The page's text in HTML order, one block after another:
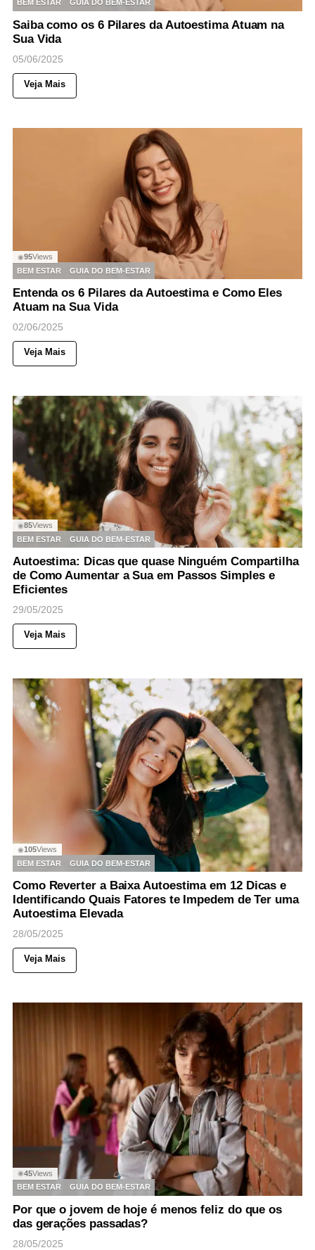
BEM ESTAR GUIA DO BEM-ESTAR
Saiba como os 6 Pilares da Autoestima Atuam na
Sua Vida
05/06/2025
Veja Mais
◉95Views
BEM ESTAR
GUIA DO BEM-ESTAR
Entenda os 6 Pilares da Autoestima e Como Eles
Atuam na Sua Vida
02/06/2025
Veja Mais
◉85Views
BEM ESTAR
GUIA DO BEM-ESTAR
Autoestima: Dicas que quase Ninguém Compartilha
de Como Aumentar a Sua em Passos Simples e
Eficientes
29/05/2025
Veja Mais
◉105Views
BEM ESTAR
GUIA DO BEM-ESTAR
Como Reverter a Baixa Autoestima em 12 Dicas e
Identificando Quais Fatores te Impedem de Ter uma
Autoestima Elevada
28/05/2025
Veja Mais
◉45Views
BEM ESTAR
GUIA DO BEM-ESTAR
Por que o jovem de hoje é menos feliz do que os
das gerações passadas?
28/05/2025